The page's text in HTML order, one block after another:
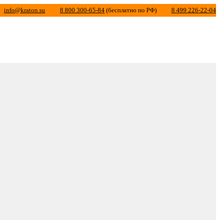
info@kraton.su 8 800 300-65-84 (бесплатно по РФ) 8 499 226-22-04